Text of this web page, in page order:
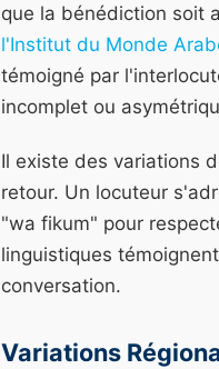
que la bénédiction soit
l'Institut du Monde
témoigné par
incomplet ou
Il existe des variations
retour. Un locuteur
"wa fikum" pour
linguistiques
conversation.
Variations